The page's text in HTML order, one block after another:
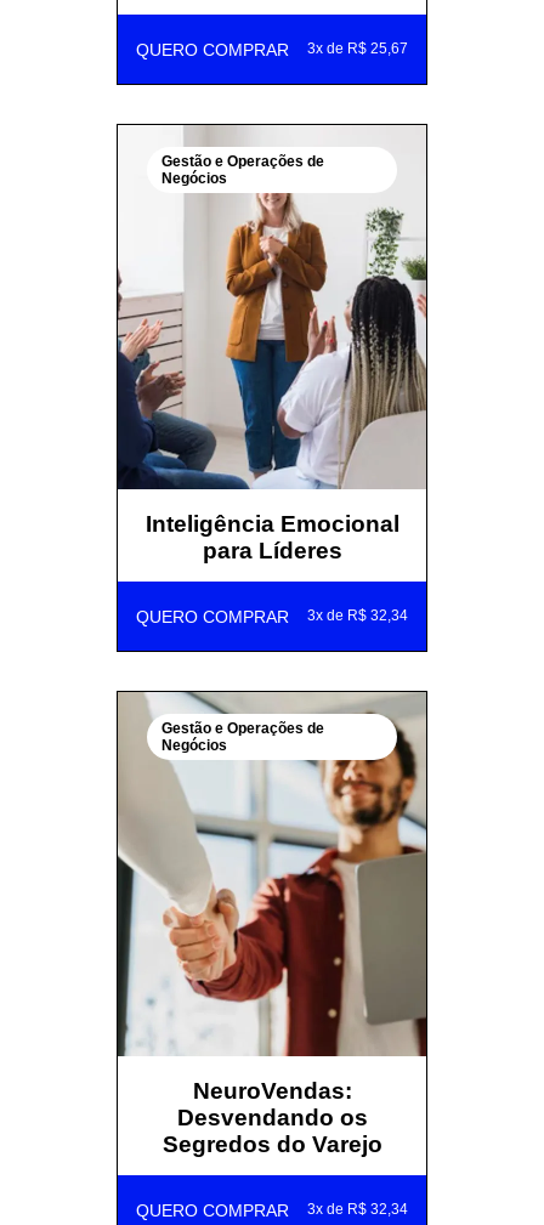
QUERO COMPRAR 3x de R$ 25,67
Gestão e Operações de
Negócios
Inteligência Emocional
para Líderes
QUERO COMPRAR 3x de R$ 32,34
Gestão e Operações de
Negócios
NeuroVendas:
Desvendando os
Segredos do Varejo
QUERO COMPRAR 3x de R$ 32,34